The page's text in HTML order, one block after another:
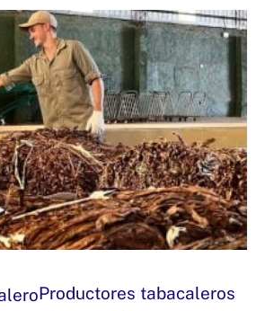
Productores tabacaleros